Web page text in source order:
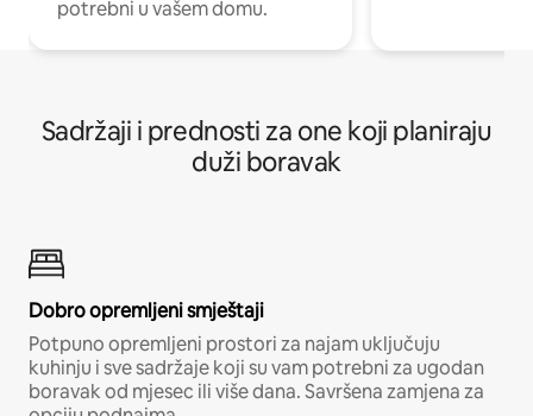
potrebni u vašem domu.
Sadržaji i prednosti za one koji planiraju
duži boravak
Dobro opremljeni smještaji
Potpuno opremljeni prostori za najam uključuju
kuhinju i sve sadržaje koji su vam potrebni za ugodan
boravak od mjesec ili više dana. Savršena zamjena za